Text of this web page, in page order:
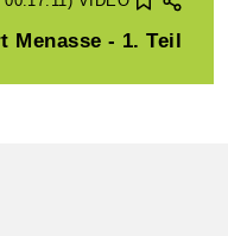
Menasse - 1. Teil